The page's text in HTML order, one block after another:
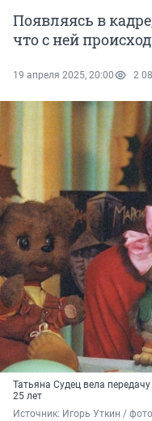
Появляясь в
что с ней
19 апреля 2025, 20:00 2
Татьяна Судец вела
25 лет
Источник: Игорь Уткин /